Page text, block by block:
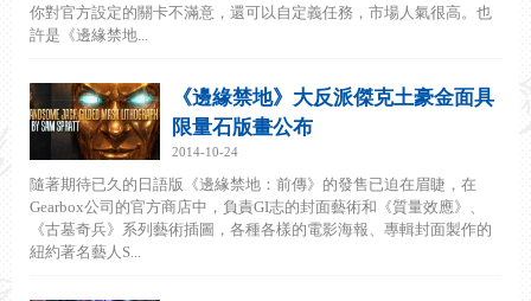
你對官方設定的關卡不滿意，還可以自定義任務，市場人氣很高。也
許是《邊緣禁地...
《邊緣禁地》大反派傑克土豪金面具
限量石版畫公布
2014-10-24
隨著期待已久的日語版《邊緣禁地：前傳》的發售已迫在眉睫，在
Gearbox公司的官方商店中，負責GI志的封面藝術和《質量效應》、
《古墓奇兵》系列藝術插圖，各種各樣的電影海報、專輯封面製作的
紐約著名藝人S...